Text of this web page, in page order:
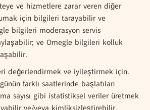
ve hizmetlere zarar veren diğer
için bilgileri tarayabilir ve
bilgileri moderasyon servis
ve Omegle bilgileri kolluk
değerlendirmek ve iyileştirmek için.
farklı saatlerinde başlatılan
sayısı gibi istatistiksel veriler üretmek
ve/veya kimliksizleştirebilir.